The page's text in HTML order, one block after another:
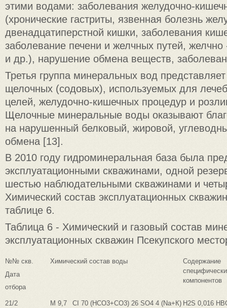
этими водами: заболевания желудочно-
(хронические гастриты, язвенная болезнь
двенадцатиперстной кишки, заболевания
заболевание печени и желчных путей,
и др.), нарушение обмена веществ,
Третья группа минеральных вод
щелочных (содовых), используемых для
целей, желудочно-кишечных процедур и
Щелочные минеральные воды оказывают
на нарушенный белковый, жировой,
обмена [13].
В 2010 году гидроминеральная база была
эксплуатационными скважинами, одной
шестью наблюдательными скважинами и
Химический состав эксплуатационных
таблице 6.
Таблица 6 - Химический и газовый состав
эксплуатационных скважин Псекупского
№№ скв.
Дата
отбора
Химический состав воды
Содержание
компонентов
21/2 М 9,7 CI 70 (HCO3+CO3) 26 SO4 4 (Na+К) H2S 0,016